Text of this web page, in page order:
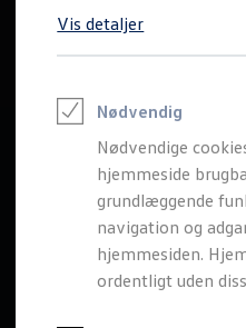
Vis detaljer
Nødvendig
Nødvendige
hjemmeside
grundlæggende
navigation og
hjemmesiden.
ordentligt uden
Udregn din
Lær din ID. at
Varmepumpe
Energieffektivitet
Teaser Battery
Software og
ID. Software
ID.-
Grænseflader
Køb og leasing
Lagerbiler til hurtig